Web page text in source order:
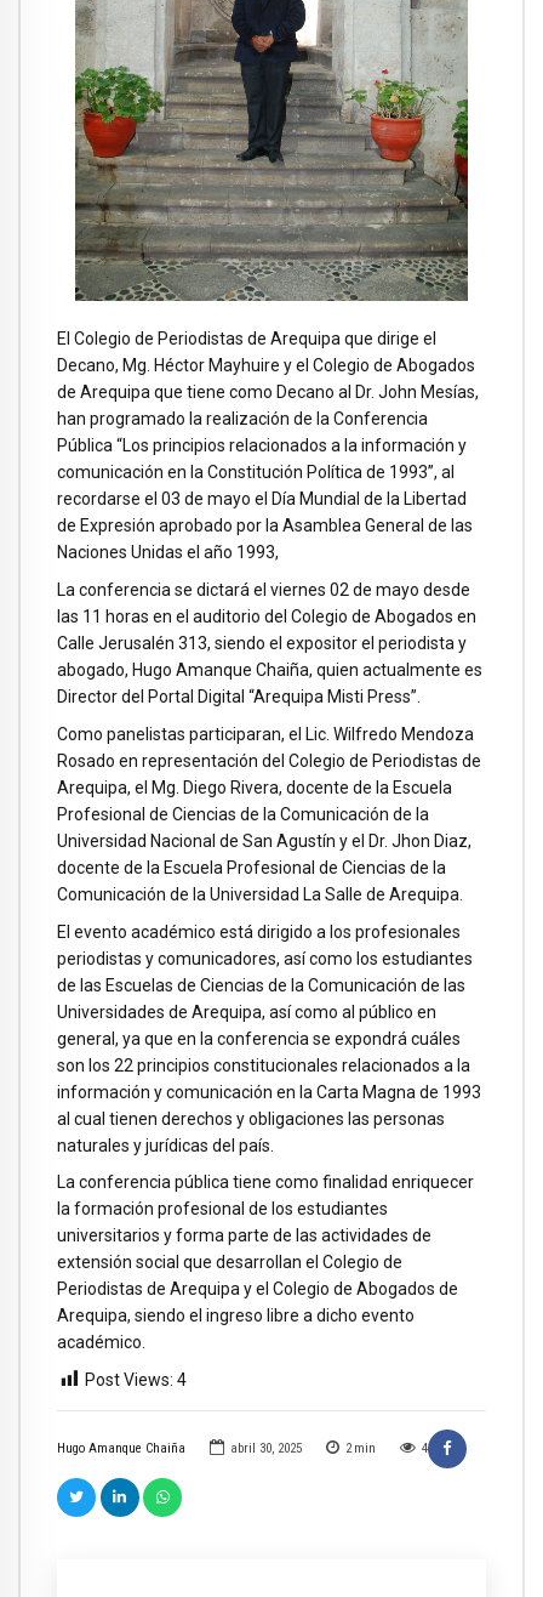
Hugo Amanque Chaiña abril 30, 2025 2 min 4
El Colegio de Periodistas de Arequipa que dirige el
Decano, Mg. Héctor Mayhuire y el Colegio de Abogados
de Arequipa que tiene como Decano al Dr. John Mesías,
han programado la realización de la Conferencia
Pública “Los principios relacionados a la información y
comunicación en la Constitución Política de 1993”, al
recordarse el 03 de mayo el Día Mundial de la Libertad
de Expresión aprobado por la Asamblea General de las
Naciones Unidas el año 1993,
La conferencia se dictará el viernes 02 de mayo desde
las 11 horas en el auditorio del Colegio de Abogados en
Calle Jerusalén 313, siendo el expositor el periodista y
abogado, Hugo Amanque Chaiña, quien actualmente es
Director del Portal Digital “Arequipa Misti Press”.
Como panelistas participaran, el Lic. Wilfredo Mendoza
Rosado en representación del Colegio de Periodistas de
Arequipa, el Mg. Diego Rivera, docente de la Escuela
Profesional de Ciencias de la Comunicación de la
Universidad Nacional de San Agustín y el Dr. Jhon Diaz,
docente de la Escuela Profesional de Ciencias de la
Comunicación de la Universidad La Salle de Arequipa.
El evento académico está dirigido a los profesionales
periodistas y comunicadores, así como los estudiantes
de las Escuelas de Ciencias de la Comunicación de las
Universidades de Arequipa, así como al público en
general, ya que en la conferencia se expondrá cuáles
son los 22 principios constitucionales relacionados a la
información y comunicación en la Carta Magna de 1993
al cual tienen derechos y obligaciones las personas
naturales y jurídicas del país.
La conferencia pública tiene como finalidad enriquecer
la formación profesional de los estudiantes
universitarios y forma parte de las actividades de
extensión social que desarrollan el Colegio de
Periodistas de Arequipa y el Colegio de Abogados de
Arequipa, siendo el ingreso libre a dicho evento
académico.
Post Views: 4